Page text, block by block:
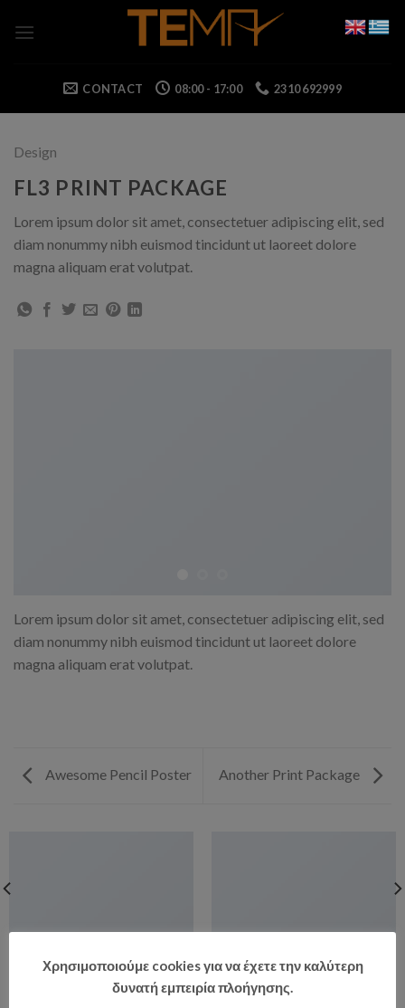
CONTACT 08:00 - 17:00 2310 692999
Design
FL3 PRINT PACKAGE
Lorem ipsum dolor sit amet, consectetuer adipiscing elit, sed
diam nonummy nibh euismod tincidunt ut laoreet dolore
magna aliquam erat volutpat.
Lorem ipsum dolor sit amet, consectetuer adipiscing elit, sed
diam nonummy nibh euismod tincidunt ut laoreet dolore
magna aliquam erat volutpat.
Awesome Pencil Poster Another Print Package
ANOTHER PRINT PACKAGE AWESOME PENCIL POSTER
Χρησιμοποιούμε cookies για να έχετε την καλύτερη
δυνατή εμπειρία πλοήγησης.